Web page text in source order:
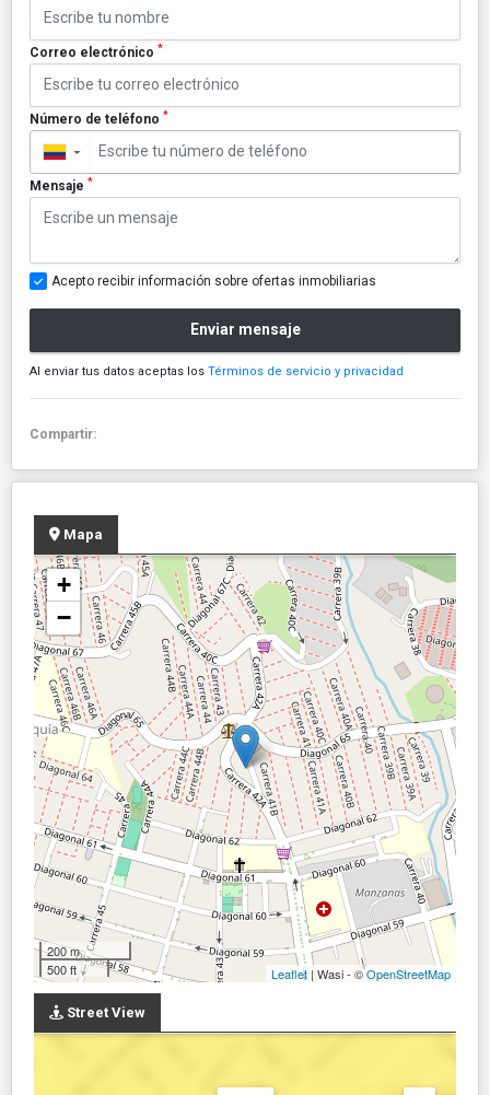
Correo electrónico *
Número de teléfono *
▼
Mensaje *
Acepto recibir información sobre ofertas inmobiliarias
Enviar mensaje
Al enviar tus datos aceptas los Términos de servicio y privacidad
Compartir:
Mapa
+
−
200 m
500 ft
Leaflet | Wasi - ©OpenStreetMap
Street View